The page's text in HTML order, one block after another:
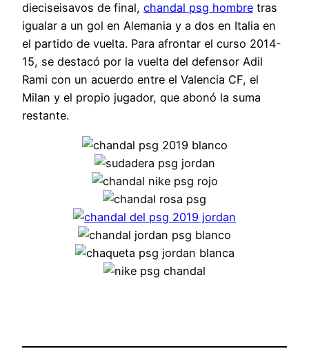
dieciseisavos de final, chandal psg hombre tras
igualar a un gol en Alemania y a dos en Italia en
el partido de vuelta. Para afrontar el curso 2014-
15, se destacó por la vuelta del defensor Adil
Rami con un acuerdo entre el Valencia CF, el
Milan y el propio jugador, que abonó la suma
restante.